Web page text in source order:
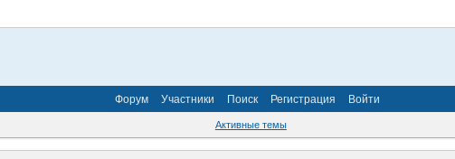
Форум Участники Поиск Регистрация Войти
Активные темы